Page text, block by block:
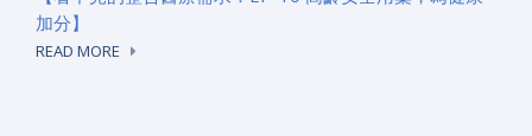
加分】
READ MORE